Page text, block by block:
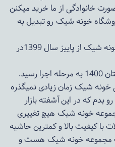
خانوادگی از ما خرید میکنن
خونه شیکرو تبدیل به
ایده طراحی و ساخت وبسایت خونه شیک از پاییز سال 1399در
خونه شیکزمان زیادی نمیگذره
بدم که در این آشفته بازار
خونه شیک هیچ تغییری
با کیفیت بالا و کمترین حاشیه
مجموعهخونه شیک هست و